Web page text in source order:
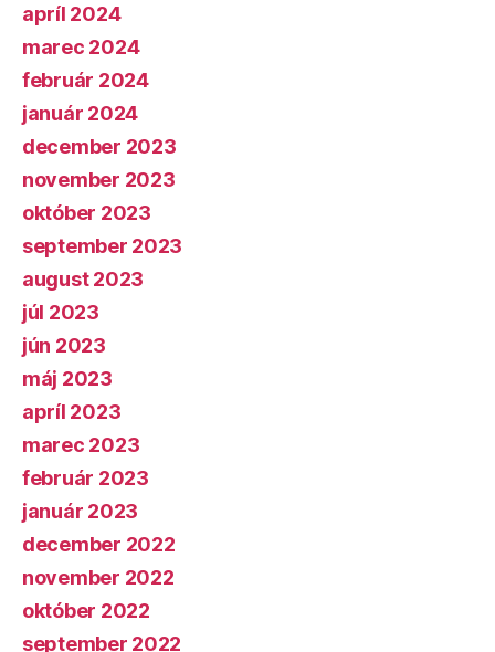
apríl 2024
marec 2024
február 2024
január 2024
december 2023
november 2023
október 2023
september 2023
august 2023
júl 2023
jún 2023
máj 2023
apríl 2023
marec 2023
február 2023
január 2023
december 2022
november 2022
október 2022
september 2022